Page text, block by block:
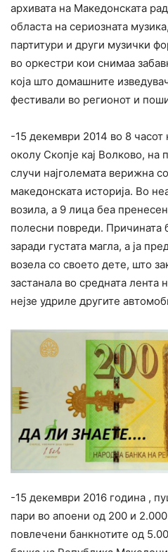
архивата на Македонската
областа на сериозната
партитури и други музички
во оркестри кои снимаа
која што домашните
фестивали во регионот и
-15 декември 2014 во 8 часот
околу Скопје кај Волково, на
случи најголемата верижна
македонската историја. Во
возила, а 9 лица беа
полесни повреди. Причината
заради густата магла, а ја
возела со своето дете, што
застанала во средната лента
нејзе удриле другите
-15 декември 2016 година ,
пари во апоени од 200 и
повлечени банкнотите од